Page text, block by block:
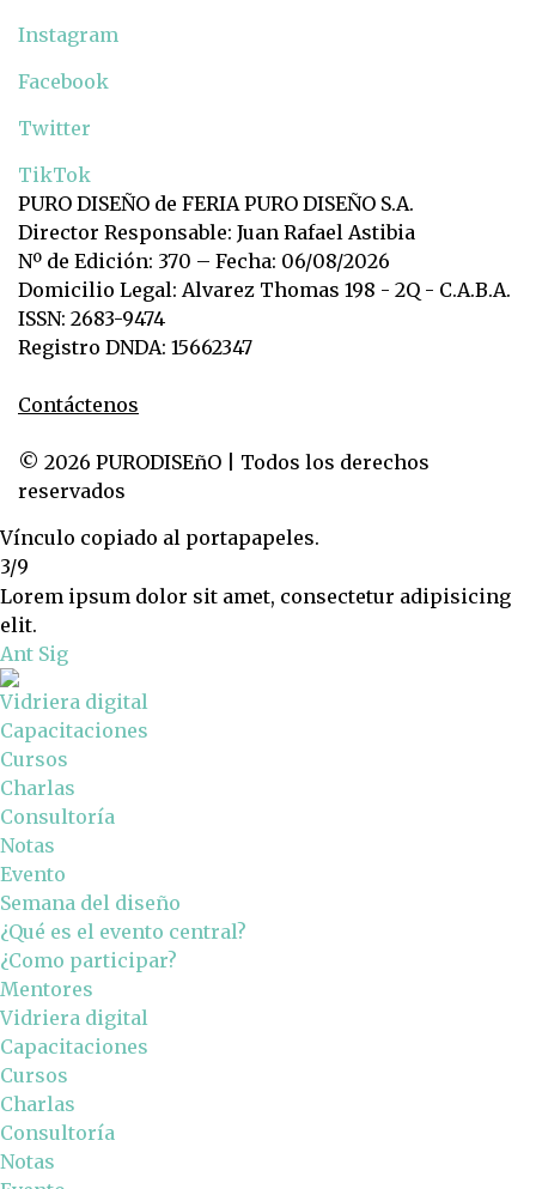
Instagram
Facebook
Twitter
TikTok
PURO DISEÑO de FERIA PURO DISEÑO S.A.
Director Responsable: Juan Rafael Astibia
Nº de Edición: 370 – Fecha: 06/08/2026
Domicilio Legal: Alvarez Thomas 198 - 2Q - C.A.B.A.
ISSN: 2683-9474
Registro DNDA: 15662347
Contáctenos
© 2026 PURODISEñO | Todos los derechos
reservados
Vínculo copiado al portapapeles.
3/9
Lorem ipsum dolor sit amet, consectetur adipisicing
elit.
Ant Sig
Vidriera digital
Capacitaciones
Cursos
Charlas
Consultoría
Notas
Evento
Semana del diseño
¿Qué es el evento central?
¿Como participar?
Mentores
Vidriera digital
Capacitaciones
Cursos
Charlas
Consultoría
Notas